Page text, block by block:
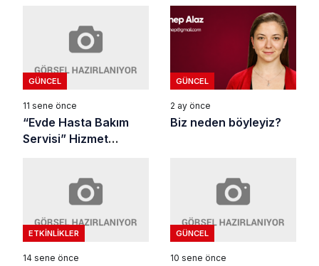
GÜNCEL
11 sene önce
“Evde Hasta Bakım
Servisi” Hizmet
GÜNCEL
2 ay önce
Biz neden böyleyiz?
ETKINLIKLER
14 sene önce
GÜNCEL
10 sene önce